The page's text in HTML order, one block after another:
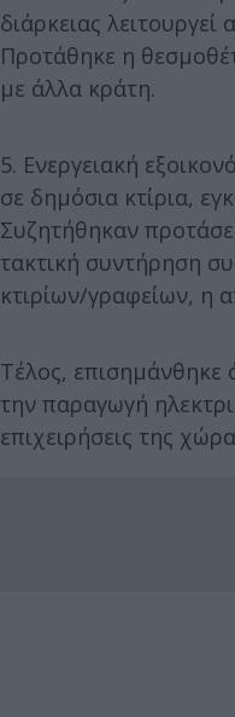
διάρκειας
Προτάθηκε η
με άλλα κράτη.
5. Ενεργειακή
σε δημόσια κτίρια,
Συζητήθηκαν
τακτική συντήρηση
κτιρίων/γραφείων, η
Τέλος, επισημάνθηκε
την παραγωγή
επιχειρήσεις της